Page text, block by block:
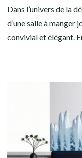
Dans l’univers de la
d’une salle à manger
convivial et élégant.